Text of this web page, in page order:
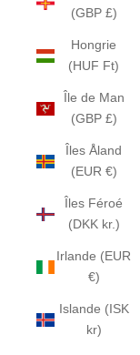
(GBP £)
Hongrie
(HUF Ft)
Île de Man
(GBP £)
Îles Åland
(EUR €)
Îles Féroé
(DKK kr.)
Irlande (EUR
€)
Islande (ISK
kr)